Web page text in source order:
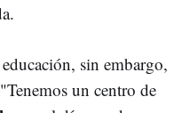
sin embargo,
un centro de